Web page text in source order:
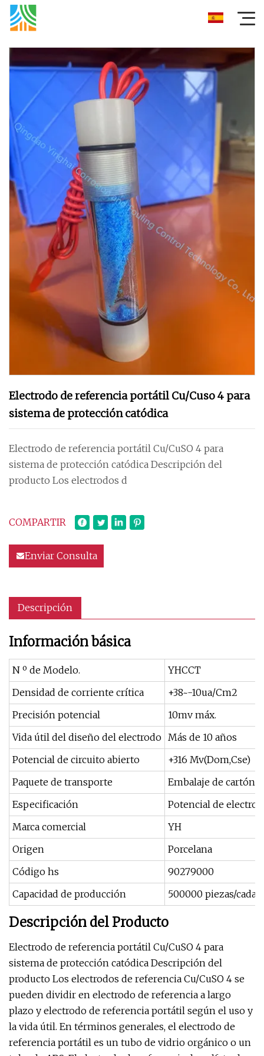
Electrodo de referencia portátil Cu/Cuso 4 para
sistema de protección catódica
Electrodo de referencia portátil Cu/CuSO 4 para
sistema de protección catódica Descripción del
producto Los electrodos d
COMPARTIR
Enviar Consulta
Descripción
Información básica
N º de Modelo.
YHCCT
Densidad de corriente crítica
+38~-10ua/Cm2
Precisión potencial
10mv máx.
Vida útil del diseño del electrodo Más de 10 años
Potencial de circuito abierto
+316 Mv(Dom,Cse)
Paquete de transporte
Embalaje de cartón
Especificación
Potencial de
Marca comercial
YH
Origen
Porcelana
Código hs
90279000
Capacidad de producción
500000 piezas/cada
Descripción del Producto
Electrodo de referencia portátil Cu/CuSO 4 para
sistema de protección catódica Descripción del
producto Los electrodos de referencia Cu/CuSO 4 se
pueden dividir en electrodo de referencia a largo
plazo y electrodo de referencia portátil según el uso y
la vida útil. En términos generales, el electrodo de
referencia portátil es un tubo de vidrio orgánico o un